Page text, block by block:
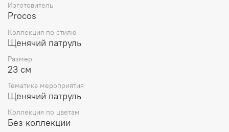
Изготовитель
Procos
Коллекция по стилю
Щенячий патруль
Размер
23 см
Тематика мероприятия
Щенячий патруль
Коллекция по цветам
Без коллекции